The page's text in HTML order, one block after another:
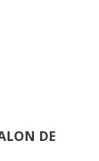
DE